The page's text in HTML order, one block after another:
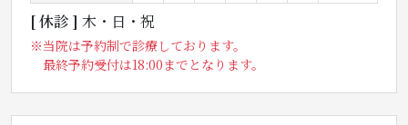
[ 休診 ] 木・日・祝
※当院は予約制で診療しております。
最終予約受付は18:00までとなります。